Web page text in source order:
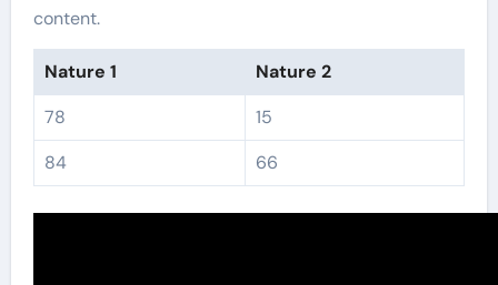
content.
Nature 1
Nature 2
78
15
84
66